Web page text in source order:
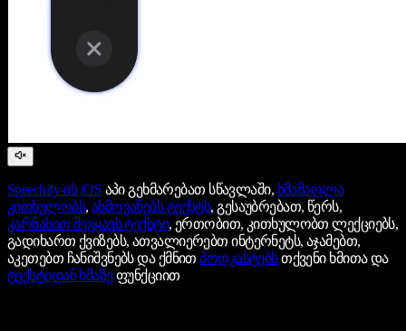
Speechify-ის iOS აპი გეხმარებათ სწავლაში, ხმამაღლა
კითხულობს, ახმოვანებს ტექსტს, გესაუბრებათ, წერს,
კარნახით შეგყავს ტექსტი, ერთობით, კითხულობთ ლექციებს,
გადიხართ ქვიზებს, ათვალიერებთ ინტერნეტს, აჯამებთ,
აკეთებთ ჩანიშვნებს და ქმნითპოდკასტებსთქვენი ხმითა და
ტექსტიდან ხმაზეფუნქციით